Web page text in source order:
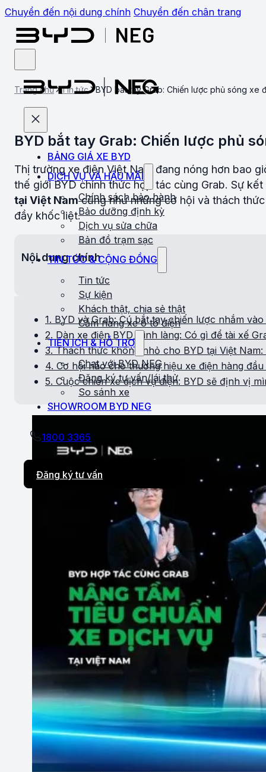
Chuyển đến nội dung chính Chuyển đến chân trang
BẢNG GIÁ XE BYD
DỊCH VỤ VÀ HẬU MÃI
Chính sách bảo hành
Bảo dưỡng định kỳ
Dịch vụ sửa chữa
Bản đồ trạm sạc
TIN TỨC & CỘNG ĐỒNG
Tin tức
Sự kiện
Khách thật, chia sẻ thật
Cẩm nang xe ô tô điện
TIỆN ÍCH & HỖ TRỢ
Chat với BYD NEG
Đăng ký tư vấn/lái thử
So sánh xe
SHOWROOM BYD NEG
1800 3365
Đăng ký tư vấn
Trang chủ Tin tức BYD bắt tay Grab: Chiến lược phủ sóng xe
BYD bắt tay Grab: Chiến lược phủ
Thị trường xe điện Việt Nam đang nóng hơn bao
thế giới BYD chính thức hợp tác cùng Grab. Sự
tại Việt Namcũng như những cơ hội và thách
đầy khốc liệt.
Nội dung chính
1. BYD và Grab: Cú bắt tay chiến lược nhắm
2. Dàn xe điện BYD trình làng: Có gì để tài xế
3. Thách thức không nhỏ cho BYD tại Việt
4. Cơ hội nào cho thương hiệu xe điện hàng
5. Cuộc chiến xe dịch vụ điện: BYD sẽ định vị